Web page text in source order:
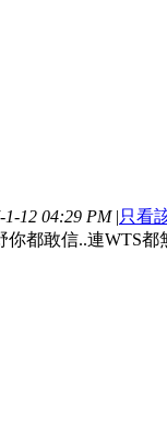
1-12 04:29 PM |只看
你都敢信..連WTS都